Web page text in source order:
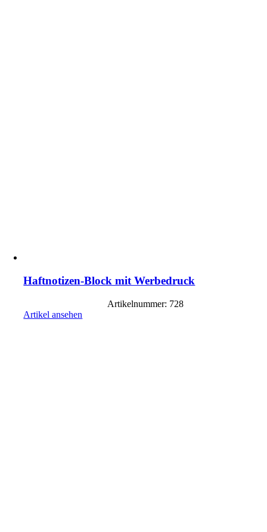
Haftnotizen-Block mit Werbedruck
Artikelnummer: 728
Artikel ansehen